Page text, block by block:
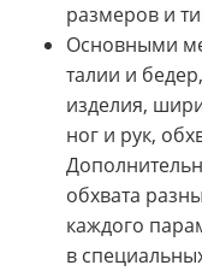
размеров и
Основными
талии и
изделия,
ног и рук,
обхвата
каждого
в